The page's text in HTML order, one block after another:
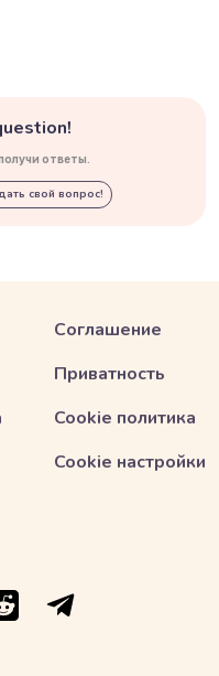
ответы.
свой вопрос!
Соглашение
Приватность
Cookie политика
Cookie настройки
в Facebook
Multic в Twitter
на Multic в Reddit
Ссылка на Multic в